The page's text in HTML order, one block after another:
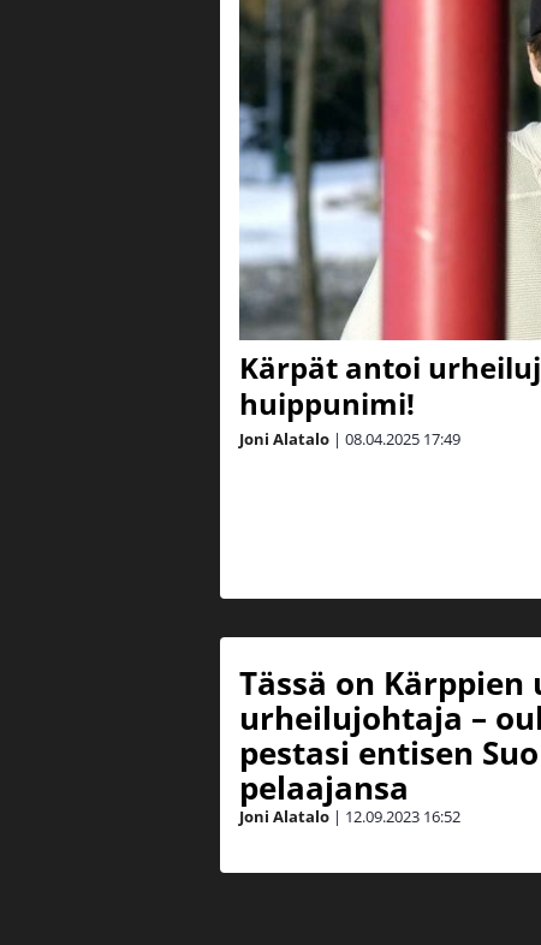
Kärpät antoi
huippunimi!
Joni Alatalo | 08.04.2025 17:49
Tässä on Kärppien
urheilujohtaja –
pestasi entisen
pelaajansa
Joni Alatalo | 12.09.2023 16:52